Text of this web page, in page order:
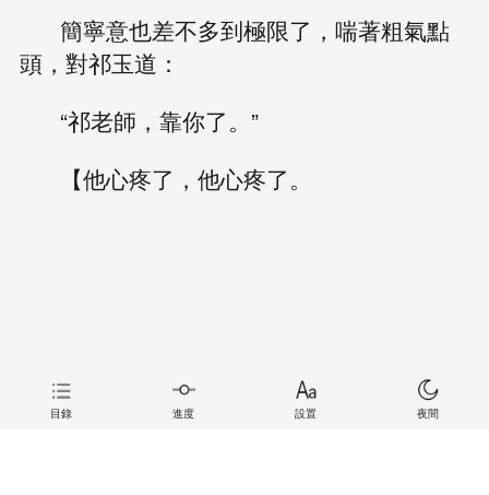
簡寧意也差不多到極限了，喘著粗氣點
頭，對祁玉道：
“祁老師，靠你了。”
【他心疼了，他心疼了。
目錄 進度 設置 夜間